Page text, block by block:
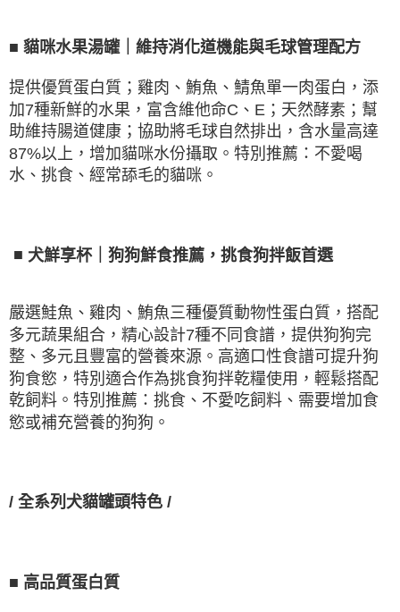
■ 貓咪水果湯罐｜維持消化道機能與毛球管理配方
提供優質蛋白質；雞肉、鮪魚、鯖魚單一肉蛋白，添
加7種新鮮的水果，富含維他命C 、 E ；天然酵素；幫
助維持腸道健康；協助將毛球自然排出，含水量高達
87%以上，增加貓咪水份攝取。特別推薦：不愛喝
水、挑食、經常舔毛的貓咪。
■ 犬鮮享杯｜狗狗鮮食推薦，挑食狗拌飯首選
嚴選鮭魚、雞肉、鮪魚三種優質動物性蛋白質，搭配
多元蔬果組合，精心設計7種不同食譜，提供狗狗完
整、多元且豐富的營養來源。高適口性食譜可提升狗
狗食慾，特別適合作為挑食狗拌乾糧使用，輕鬆搭配
乾飼料。特別推薦：挑食、不愛吃飼料、需要增加食
慾或補充營養的狗狗。
/ 全系列犬貓罐頭特色 /
■ 高品質蛋白質